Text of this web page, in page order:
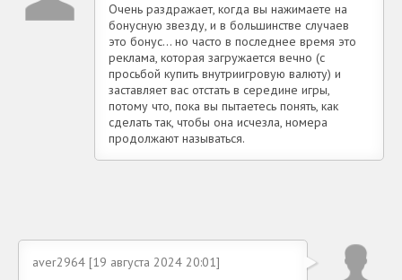
Очень раздражает, когда вы нажимаете на
бонусную звезду, и в большинстве случаев
это бонус... но часто в последнее время это
реклама, которая загружается вечно (с
просьбой купить внутриигровую валюту) и
заставляет вас отстать в середине игры,
потому что, пока вы пытаетесь понять, как
сделать так, чтобы она исчезла, номера
продолжают называться.
aver2964 [19 августа 2024 20:01]